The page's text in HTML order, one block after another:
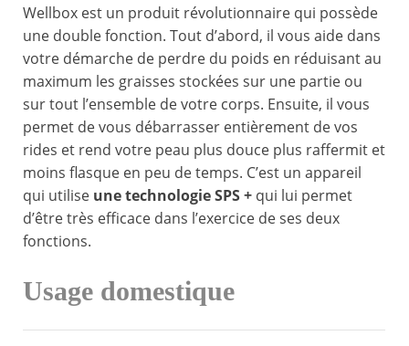
Wellbox est un produit révolutionnaire qui possède
une double fonction. Tout d’abord, il vous aide dans
votre démarche de perdre du poids en réduisant au
maximum les graisses stockées sur une partie ou
sur tout l’ensemble de votre corps. Ensuite, il vous
permet de vous débarrasser entièrement de vos
rides et rend votre peau plus douce plus raffermit et
moins flasque en peu de temps. C’est un appareil
qui utilise une technologie SPS + qui lui permet
d’être très efficace dans l’exercice de ses deux
fonctions.
Usage domestique